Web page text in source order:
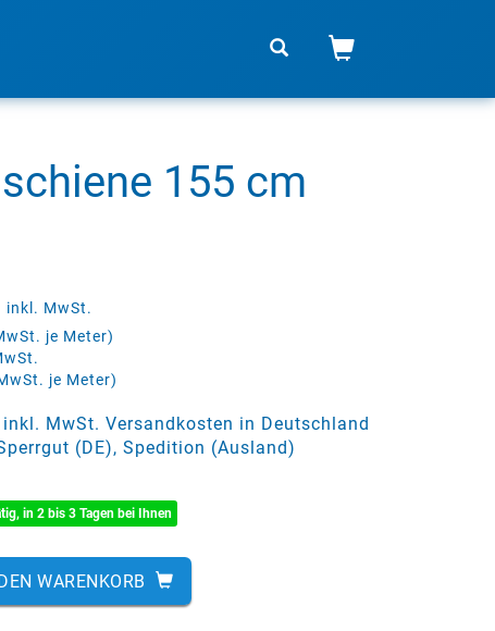
155 cm
inkl. MwSt.
je Meter)
je Meter)
MwSt. Versandkosten in Deutschland
(DE), Spedition (Ausland)
in 2 bis 3 Tagen bei Ihnen
WARENKORB